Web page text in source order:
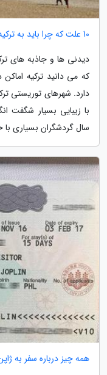
10 علت که چرا باید به ترکیه سفر کرد
که می دانید ترکیه
دارد. شهرهای توریستی
با زیبایی بسیار شگفت
سال گردشگران بسیاری با
همه چیز درباره سفر به